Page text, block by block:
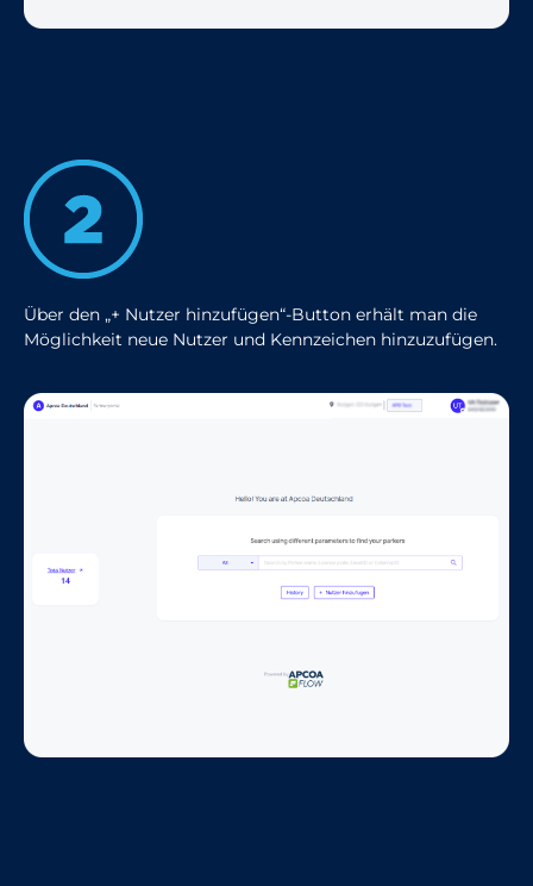
Über den „+ Nutzer hinzufügen“-Button erhält man die
Möglichkeit neue Nutzer und Kennzeichen hinzuzufügen.